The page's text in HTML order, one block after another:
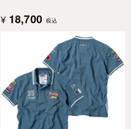
¥ 18,700 税込